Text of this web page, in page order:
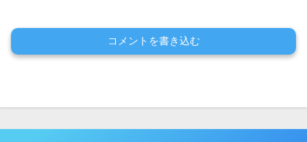
コメントを書き込む